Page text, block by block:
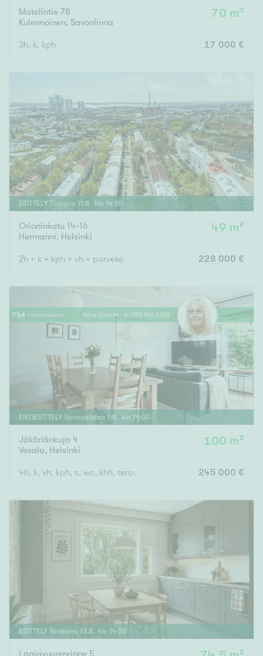
Matelintie 78
Kulennoinen, Savonlinna
70 m²
3h, k, kph 17 000 €
ESITTELY Tiistaina 11 .8. klo 14:20
Orioninkatu 14-16
Hermanni, Helsinki
49 m²
2h + k + kph + vh + parveke 228 000 €
ENSIESITTELY Sunnuntaina 9.8 . klo 14:00
Jäkärlänkuja 4
Vesala, Helsinki
100 m²
4h, k, vh, kph, s, wc, khh, terassi, var 245 000 €
ESITTELY Torstaina 13.8. klo 14:30
Laajavuorenrinne 5